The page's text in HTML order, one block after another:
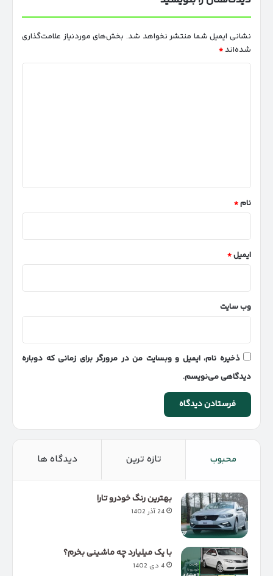
نشانی ایمیل شما منتشر نخواهد شد. بخش‌های موردنیاز علامت‌گذاری
شده‌اند *
نام*
ایمیل*
وب‌ سایت
ذخیره نام، ایمیل و وبسایت من در مرورگر برای زمانی که دوباره
دیدگاهی می‌نویسم.
محبوب تازه ترین دیدگاه ها
بهترین رنگ خودرو تارا
24 آذر 1402
با یک میلیارد چه ماشینی بخرم؟
4 دی 1402